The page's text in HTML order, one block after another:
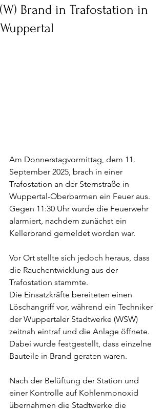
(W) Brand in Trafostation in
Wuppertal
Am Donnerstagvormittag, dem 11.
September 2025, brach in einer
Trafostation an der Sternstraße in
Wuppertal-Oberbarmen ein Feuer aus.
Gegen 11:30 Uhr wurde die Feuerwehr
alarmiert, nachdem zunächst ein
Kellerbrand gemeldet worden war.
Vor Ort stellte sich jedoch heraus, dass
die Rauchentwicklung aus der
Trafostation stammte.
Die Einsatzkräfte bereiteten einen
Löschangriff vor, während ein Techniker
der Wuppertaler Stadtwerke (WSW)
zeitnah eintraf und die Anlage öffnete.
Dabei wurde festgestellt, dass einzelne
Bauteile in Brand geraten waren.
Nach der Belüftung der Station und
einer Kontrolle auf Kohlenmonoxid
übernahmen die Stadtwerke die